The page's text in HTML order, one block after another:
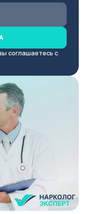
соглашаетесь с